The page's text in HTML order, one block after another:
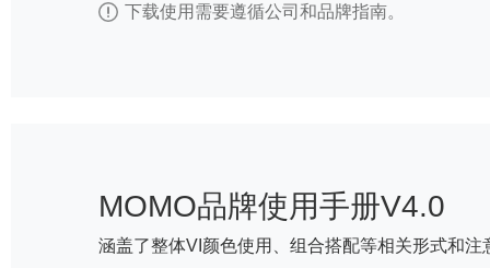
下载使用需要遵循公司和品牌指南。
MOMO品牌使用手册V4.0
涵盖了整体VI颜色使用、组合搭配等相关形式和注